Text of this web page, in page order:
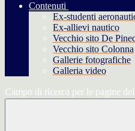
Contenuti
Ex-studenti
Ex-allievi nautico
Vecchio sito De
Vecchio sito Colonna
Gallerie fotografiche
Galleria video
Campo di ricerca per le pagine